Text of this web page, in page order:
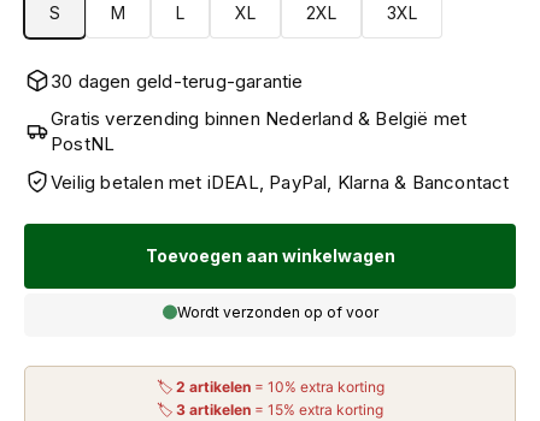
S M L XL 2XL 3XL
30 dagen geld-terug-garantie
Gratis verzending binnen Nederland & België met
PostNL
Veilig betalen met iDEAL, PayPal, Klarna & Bancontact
Toevoegen aan winkelwagen
Wordt verzonden op of voor
🏷 2 artikelen= 10% extra korting
🏷 3 artikelen = 15% extra korting